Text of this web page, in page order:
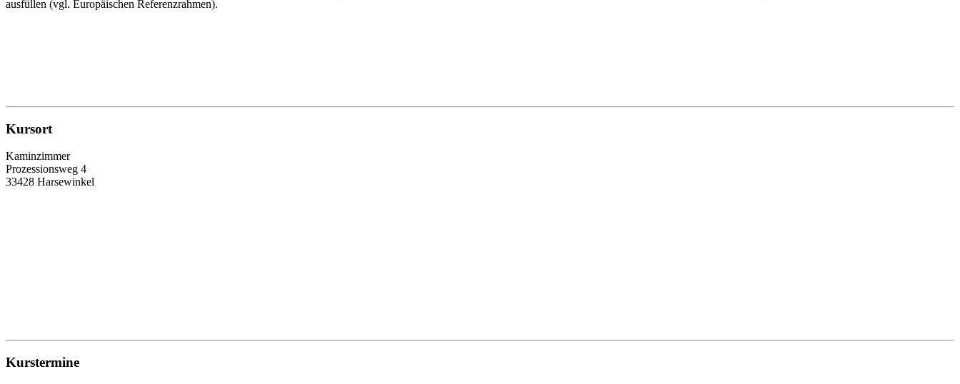
ausfüllen (vgl. Europäischen Referenzrahmen).
Kursort
Kaminzimmer
Prozessionsweg 4
33428 Harsewinkel
Kurstermine